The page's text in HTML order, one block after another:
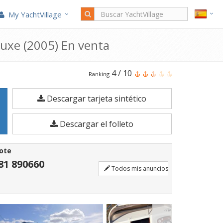
My YachtVillage
(2005) En venta
El
Bayside
225
Weekender
Deluxe
es
Barco
de
Ranking 4/ 10
Descargar tarjeta sintético
Descargar el folleto
890660 Todos mis anuncios